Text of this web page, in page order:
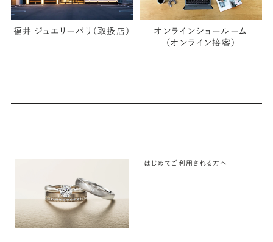
福井 ジュエリーパリ（取扱店）
オンラインショールーム
（オンライン接客）
はじめてご利用される方へ